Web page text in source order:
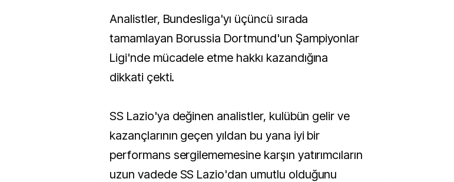
Analistler, Bundesliga'yı üçüncü sırada
tamamlayan Borussia Dortmund'un Şampiyonlar
Ligi'nde mücadele etme hakkı kazandığına
dikkati çekti.
SS Lazio'ya değinen analistler, kulübün gelir ve
kazançlarının geçen yıldan bu yana iyi bir
performans sergilememesine karşın yatırımcıların
uzun vadede SS Lazio'dan umutlu olduğunu